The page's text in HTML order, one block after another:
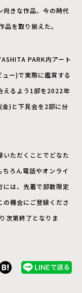
向きな作品、今の時代
を取り揃えた。
PARK内アート
ー)で実際に鑑賞する
えるよう1部を2022年
)と下見会を2部に分
いただくことでどなた
ろん電話やオンライ
には、先着で部数限定
の機会にご登録くださ
次第終了となりま